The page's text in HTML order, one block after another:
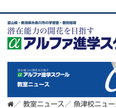
富山県・新潟県糸魚川市の学習塾・個別指導
教室ニュース
／ 教室ニュース ／ 魚津校ニュー